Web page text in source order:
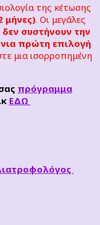
της κέτωσης
μήνες). Οι μεγάλες
δεν συστήνουν την
πρώτη επιλογή
μια ισορροπημένη
πρόγραμμα
ΕΔΩ